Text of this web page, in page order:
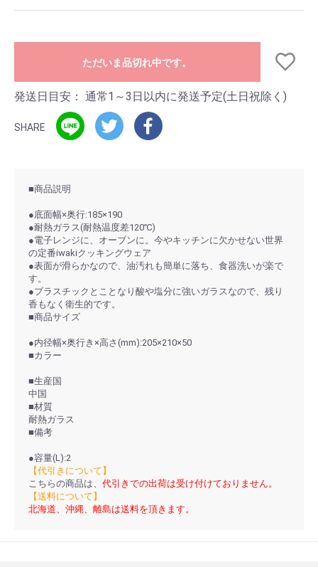
ただいま品切れ中です。
発送日目安： 通常1～3日以内に発送予定(土日祝除く)
SHARE
■商品説明
●底面幅×奥行:185×190
●耐熱ガラス(耐熱温度差120℃)
●電子レンジに、オーブンに。今やキッチンに欠かせない世界
の定番iwakiクッキングウェア
●表面が滑らかなので、油汚れも簡単に落ち、食器洗いが楽で
す。
●プラスチックとことなり酸や塩分に強いガラスなので、残り
香もなく衛生的です。
■商品サイズ
●内径幅×奥行き×高さ(mm):205×210×50
■カラー
■生産国
中国
■材質
耐熱ガラス
■備考
●容量(L):2
【代引きについて】
こちらの商品は、 代引きでの出荷は受け付けておりません。
【送料について】
北海道、沖縄、離島は送料を頂きます。